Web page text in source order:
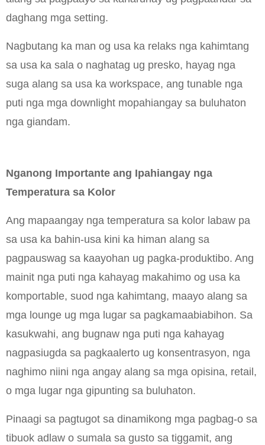
daghang mga setting.
Nagbutang ka man og usa ka relaks nga kahimtang
sa usa ka sala o naghatag ug presko, hayag nga
suga alang sa usa ka workspace, ang tunable nga
puti nga mga downlight mopahiangay sa buluhaton
nga giandam.
Nganong Importante ang Ipahiangay nga
Temperatura sa Kolor
Ang mapaangay nga temperatura sa kolor labaw pa
sa usa ka bahin-usa kini ka himan alang sa
pagpauswag sa kaayohan ug pagka-produktibo. Ang
mainit nga puti nga kahayag makahimo og usa ka
komportable, suod nga kahimtang, maayo alang sa
mga lounge ug mga lugar sa pagkamaabiabihon. Sa
kasukwahi, ang bugnaw nga puti nga kahayag
nagpasiugda sa pagkaalerto ug konsentrasyon, nga
naghimo niini nga angay alang sa mga opisina, retail,
o mga lugar nga gipunting sa buluhaton.
Pinaagi sa pagtugot sa dinamikong mga pagbag-o sa
tibuok adlaw o sumala sa gusto sa tiggamit, ang